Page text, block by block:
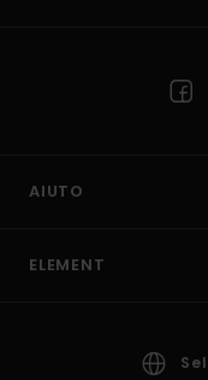
AIUTO
ELEMENT